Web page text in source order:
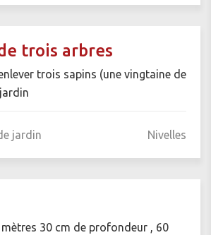
trois arbres
trois sapins (une vingtaine de
jardin Nivelles
30 cm de profondeur , 60